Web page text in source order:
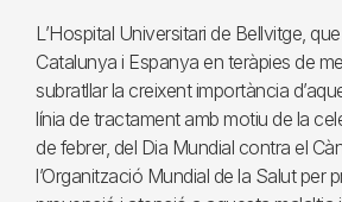
L’Hospital Universitari de Bellvitge,
Catalunya i Espanya en teràpies de
subratllar la creixent importància
línia de tractament amb motiu de la
de febrer, del Dia Mundial contra el
l’Organització Mundial de la Salut per